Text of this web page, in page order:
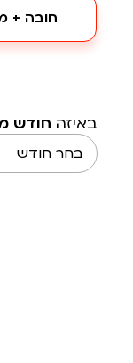
חובה +
באיזה חודש